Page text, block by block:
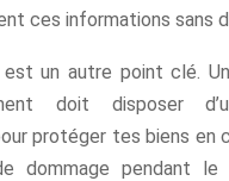
ces informations sans
est un autre point clé.
doit disposer
protéger tes biens en
dommage pendant le